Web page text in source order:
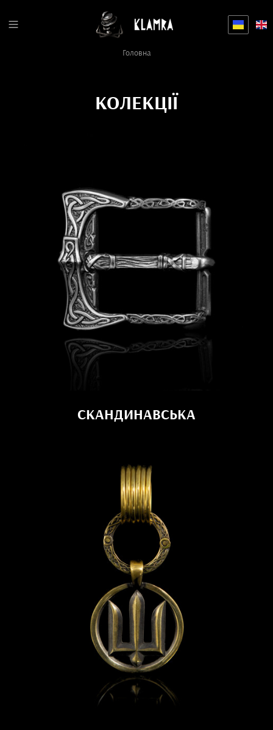
Головна
КОЛЕКЦІЇ
СКАНДИНАВСЬКА